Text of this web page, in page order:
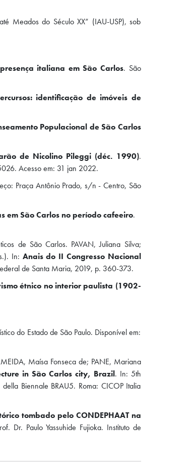
Meados do Século XX” (IAU-USP), sob
italiana em São Carlos. São
identificação de imóveis de
Populacional de São Carlos
de Nicolino Pileggi (déc. 1990).
Acesso em: 31 jan 2022.
Praça Antônio Prado, s/n - Centro, São
em São Carlos no período cafeeiro.
de São Carlos. PAVAN, Juliana Silva;
In: Anais do II Congresso Nacional
de Santa Maria, 2019, p. 360-373.
étnico no interior paulista (1902-
do Estado de São Paulo. Disponível em:
Maísa Fonseca de; PANE, Mariana
in São Carlos city, Brazil. In: 5th
Biennale BRAU5. Roma: CICOP Italia
tombado pelo CONDEPHAAT na
Dr. Paulo Yassuhide Fujioka. Instituto de